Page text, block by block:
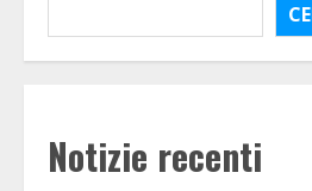
Notizie recenti